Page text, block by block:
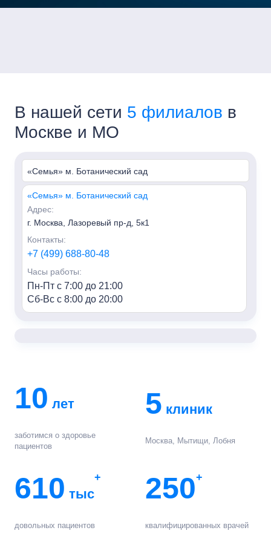
В нашей сети 5 филиалов в
Москве и МО
«Семья» м. Ботанический сад
«Семья» м. Ботанический сад
Адрес:
г. Москва, Лазоревый пр-д, 5к1
Контакты:
+7 (499) 688-80-48
Часы работы:
Пн-Пт с 7:00 до 21:00
Сб-Вс с 8:00 до 20:00
Часы работы:
г. Мытищи, ул. Колпакова, 42к3
Контакты:
Часы работы:
10 лет
заботимся о здоровье
пациентов
5 клиник
Москва, Мытищи, Лобня
610 тыс
+
довольных пациентов
250+
квалифицированных врачей